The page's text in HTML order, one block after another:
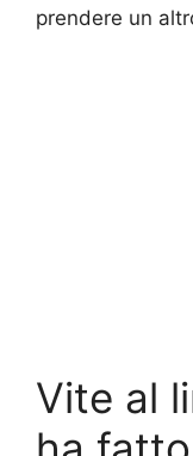
prendere un
Vite al